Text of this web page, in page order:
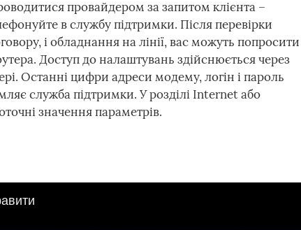
провайдером за запитом клієнта –
в службу підтримки. Після перевірки
і обладнання на лінії, вас можуть попросити
Доступ до налаштувань здійснюється через
Останні цифри адреси модему, логін і пароль
служба підтримки. У розділі Internet або
значення параметрів.